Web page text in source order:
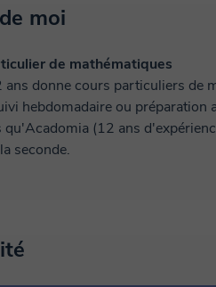
moi
de mathématiques
ans donne cours particuliers de
hebdomadaire ou préparation
(12 ans
seconde.